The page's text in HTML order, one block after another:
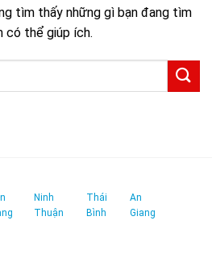
tìm thấy những gì bạn đang tìm
có thể giúp ích.
Ninh
Thuận
Thái
Bình
An
Giang